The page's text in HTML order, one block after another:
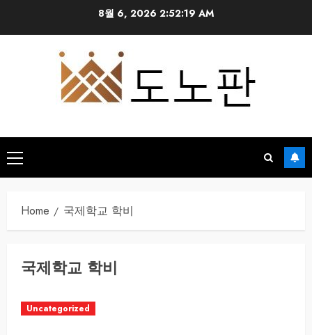
8월 6, 2026 2:52:20 AM
Primary
Menu
Home 국제학교 학비
국제학교 학비
Uncategorized